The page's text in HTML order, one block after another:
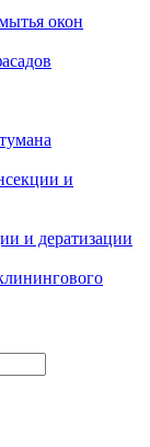
окон
и
и дератизации